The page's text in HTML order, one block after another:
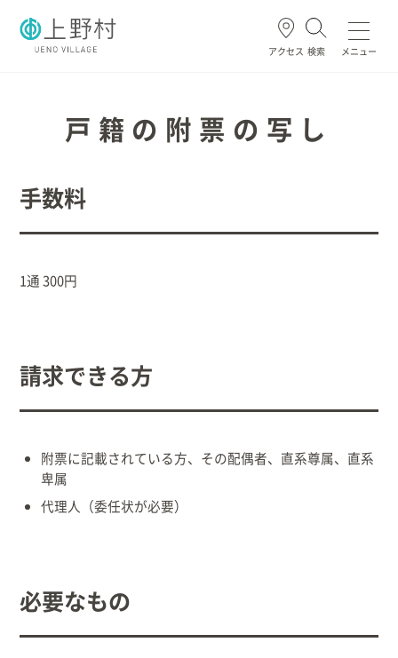
アクセス 検索 メニュー
ごみ・資源
ホーム
健康/医療/福祉
事業者向け
戸籍の附票の写し
手数料
1通 300円
請求できる方
附票に記載されている方、その配偶者、直系尊属、直系
卑属
代理人（委任状が必要）
必要なもの